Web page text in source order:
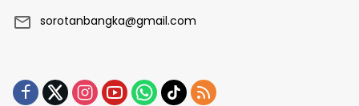
sorotanbangka@gmail.com